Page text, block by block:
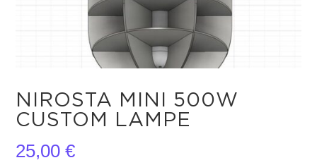
NIROSTA MINI 500W
CUSTOM LAMPE
25,00€